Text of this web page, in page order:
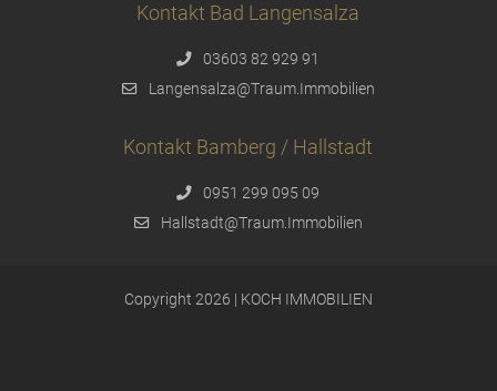
Kontakt Bad Langensalza
03603 82 929 91
Langensalza@Traum.Immobilien
Kontakt Bamberg / Hallstadt
0951 299 095 09
Hallstadt@Traum.Immobilien
Copyright 2026 | KOCH IMMOBILIEN